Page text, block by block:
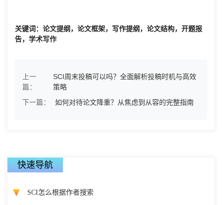
关键词：论文提纲，论文框架，写作提纲，论文结构，开题报
告，学术写作
上一
篇：
SCI周末投稿可以吗？全面解析投稿时机与高效
策略
下一篇：
如何对待论文降重？从焦虑到从容的完整指南
快速导航
SCI怎么根据作者搜索